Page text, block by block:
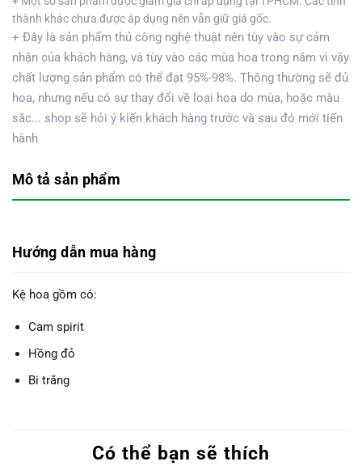
thành khác chưa được áp dụng nên vẫn giữ giá gốc.
+ Đây là sản phẩm thủ công nghệ thuật nên tùy vào sự cảm
nhận của khách hàng, và tùy vào các mùa hoa trong năm vì vậy
chất lượng sản phẩm có thể đạt 95%-98%. Thông thường sẽ đủ
hoa, nhưng nếu có sự thay đổi về loại hoa do mùa, hoặc màu
sắc... shop sẽ hỏi ý kiến khách hàng trước và sau đó mới tiến
hành
Mô tả sản phẩm
Hướng dẫn mua hàng
Kệ hoa gồm có:
Cam spirit
Hồng đỏ
Bi trắng
Có thể bạn sẽ thích